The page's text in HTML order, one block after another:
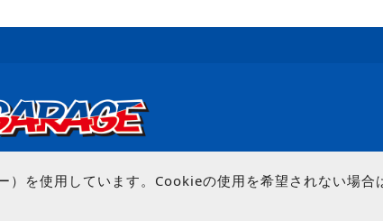
を使用しています。Cookieの使用を希望されない場合